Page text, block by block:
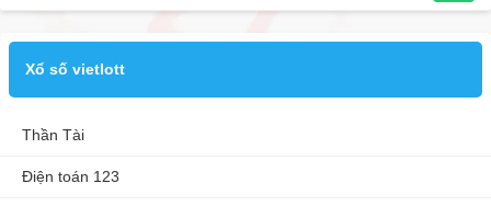
Xổ số vietlott
Thần Tài
Điện toán 123